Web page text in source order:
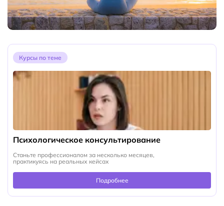
Курсы по теме
Психологическое консультирование
Станьте профессионалом за несколько месяцев,
практикуясь на реальных кейсах
Подробнее